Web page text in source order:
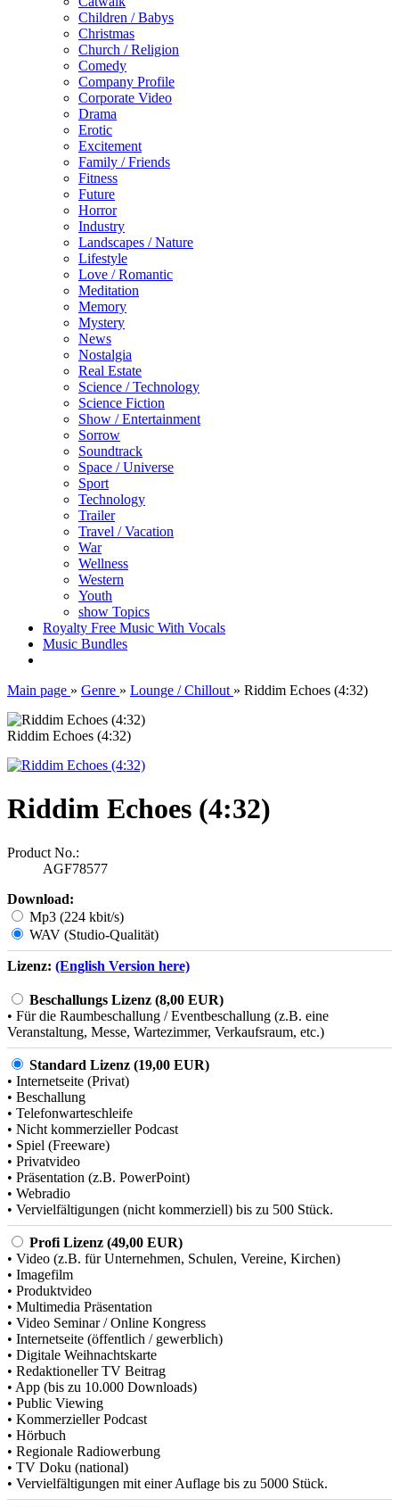
Children / Babys
Christmas
Church / Religion
Comedy
Company Profile
Corporate Video
Drama
Erotic
Excitement
Family / Friends
Fitness
Future
Horror
Industry
Landscapes / Nature
Lifestyle
Love / Romantic
Meditation
Memory
Mystery
News
Nostalgia
Real Estate
Science / Technology
Science Fiction
Show / Entertainment
Sorrow
Soundtrack
Space / Universe
Sport
Technology
Trailer
Travel / Vacation
War
Wellness
Western
Youth
show Topics
Royalty Free Music With Vocals
Music Bundles
Main page » Genre » Lounge / Chillout » Riddim Echoes (4:32)
Riddim Echoes (4:32)
Riddim Echoes (4:32)
Product No.:
AGF78577
Download:
Mp3 (224 kbit/s)
WAV (Studio-Qualität)
Lizenz: (English Version here)
Beschallungs Lizenz (8,00 EUR)
• Für die Raumbeschallung / Eventbeschallung (z.B. eine
Veranstaltung, Messe, Wartezimmer, Verkaufsraum, etc.)
Standard Lizenz (19,00 EUR)
• Internetseite (Privat)
• Beschallung
• Telefonwarteschleife
• Nicht kommerzieller Podcast
• Spiel (Freeware)
• Privatvideo
• Präsentation (z.B. PowerPoint)
• Webradio
• Vervielfältigungen (nicht kommerziell) bis zu 500 Stück.
Profi Lizenz (49,00 EUR)
• Video (z.B. für Unternehmen, Schulen, Vereine, Kirchen)
• Imagefilm
• Produktvideo
• Multimedia Präsentation
• Video Seminar / Online Kongress
• Internetseite (öffentlich / gewerblich)
• Digitale Weihnachtskarte
• Redaktioneller TV Beitrag
• App (bis zu 10.000 Downloads)
• Public Viewing
• Kommerzieller Podcast
• Hörbuch
• Regionale Radiowerbung
• TV Doku (national)
• Vervielfältigungen mit einer Auflage bis zu 5000 Stück.